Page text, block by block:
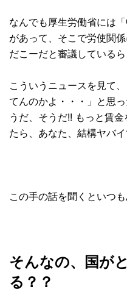
なんでも厚生労働省には
があって、そこで労使関
だこーだと審議しているら
こういうニュースを見て
てんのかよ・・・」と思
うだ、そうだ!! もっと賃
たら、あなた、結構ヤバイ
この手の話を聞くといつも
そんなの、国が
る？？